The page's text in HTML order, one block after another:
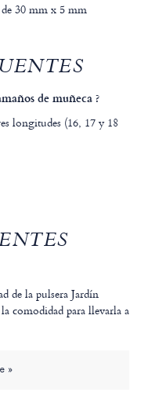
30 mm x 5 mm
de muñeca ?
longitudes (16, 17 y 18
de la pulsera Jardín
comodidad para llevarla a
»